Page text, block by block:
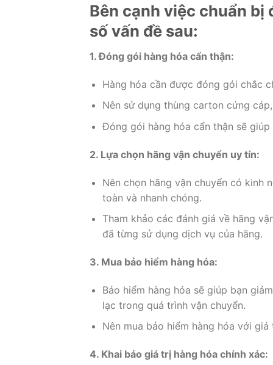
Bên cạnh việc chuẩn bị
số vấn đề sau:
1. Đóng gói hàng hóa cẩn thận:
Hàng hóa cần được đóng gói chắc
Nên sử dụng thùng carton cứng
Đóng gói hàng hóa cẩn thận sẽ
2. Lựa chọn hãng vận chuyển uy tín:
Nên chọn hãng vận chuyển có kinh
toàn và nhanh chóng.
Tham khảo các đánh giá về hãng
đã từng sử dụng dịch vụ của hãng.
3. Mua bảo hiểm hàng hóa:
Bảo hiểm hàng hóa sẽ giúp bạn
lạc trong quá trình vận chuyển.
Nên mua bảo hiểm hàng hóa với
4. Khai báo giá trị hàng hóa chính xác: